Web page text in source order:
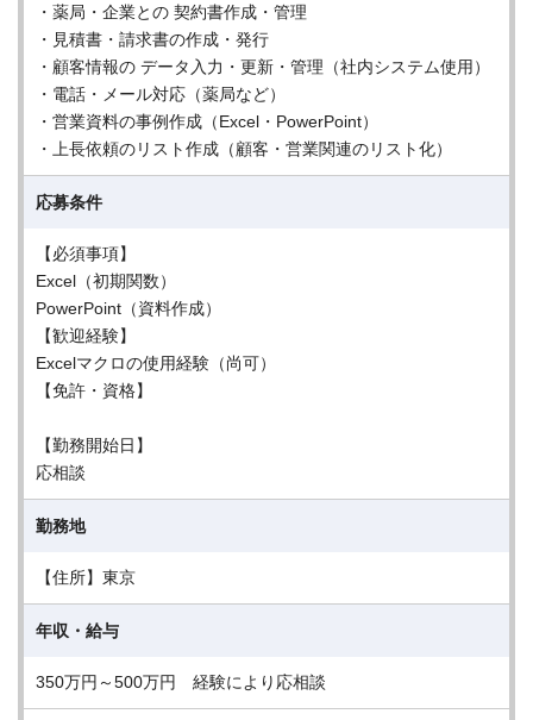
・薬局・企業との 契約書作成・管理
・見積書・請求書の作成・発行
・顧客情報の データ入力・更新・管理（社内システム使用）
・電話・メール対応（薬局など）
・営業資料の事例作成（Excel・PowerPoint）
・上長依頼のリスト作成（顧客・営業関連のリスト化）
応募条件
【必須事項】
Excel（初期関数）
PowerPoint（資料作成）
【歓迎経験】
Excelマクロの使用経験（尚可）
【免許・資格】
【勤務開始日】
応相談
勤務地
【住所】東京
年収・給与
350万円～500万円 経験により応相談